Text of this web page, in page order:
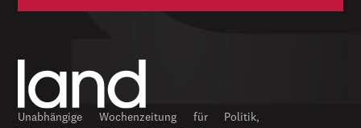
Unabhängige Wochenzeitung für Politik,